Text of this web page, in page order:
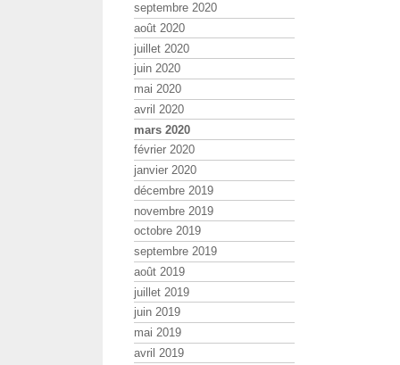
septembre 2020
août 2020
juillet 2020
juin 2020
mai 2020
avril 2020
mars 2020
février 2020
janvier 2020
décembre 2019
novembre 2019
octobre 2019
septembre 2019
août 2019
juillet 2019
juin 2019
mai 2019
avril 2019